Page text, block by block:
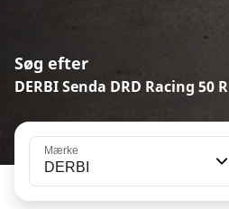
Søg efter
DERBI Senda DRD Racing 50 R
Mærke
DERBI